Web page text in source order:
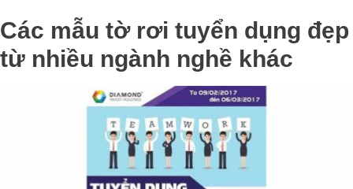
Các mẫu tờ rơi tuyển dụng đẹp
từ nhiều ngành nghề khác